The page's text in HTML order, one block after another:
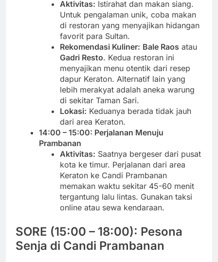
Aktivitas: Istirahat dan makan siang.
Untuk pengalaman unik, coba makan
di restoran yang menyajikan hidangan
favorit para Sultan.
Rekomendasi Kuliner: Bale Raos atau
Gadri Resto. Kedua restoran ini
menyajikan menu otentik dari resep
dapur Keraton. Alternatif lain yang
lebih merakyat adalah aneka warung
di sekitar Taman Sari.
Lokasi: Keduanya berada tidak jauh
dari area Keraton.
14:00 – 15:00: Perjalanan Menuju
Prambanan
Aktivitas: Saatnya bergeser dari pusat
kota ke timur. Perjalanan dari area
Keraton ke Candi Prambanan
memakan waktu sekitar 45-60 menit
tergantung lalu lintas. Gunakan taksi
online atau sewa kendaraan.
SORE (15:00 – 18:00): Pesona
Senja di Candi Prambanan